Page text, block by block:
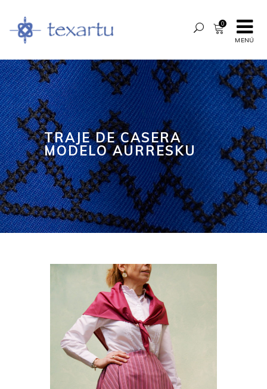
MENÚ
0
TRAJE DE CASERA
MODELO AURRESKU